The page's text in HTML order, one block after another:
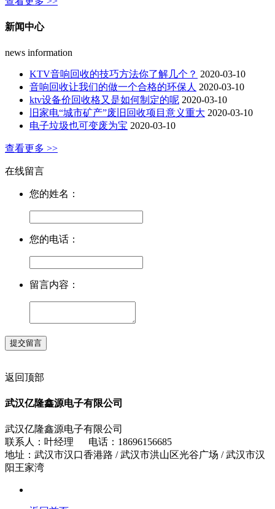
新闻中心
news information
KTV音响回收的技巧方法你了解几个？ 2020-03-10
音响回收让我们的做一个合格的环保人 2020-03-10
ktv设备价回收格又是如何制定的呢 2020-03-10
旧家电“城市矿产”废旧回收项目意义重大 2020-03-10
电子垃圾也可变废为宝 2020-03-10
查看更多 >>
在线留言
您的姓名：
您的电话：
留言内容：
返回顶部
武汉亿隆鑫源电子有限公司
武汉亿隆鑫源电子有限公司
联系人：叶经理 电话：18696156685
地址：武汉市汉口香港路 / 武汉市洪山区光谷广场 / 武汉市汉
阳王家湾